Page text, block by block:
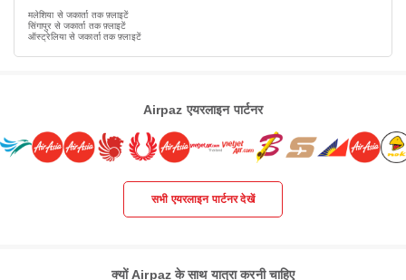
मलेशिया से जकार्ता तक फ़्लाइटें
सिंगापुर से जकार्ता तक फ़्लाइटें
ऑस्ट्रेलिया से जकार्ता तक फ़्लाइटें
Airpaz एयरलाइन पार्टनर
सभी एयरलाइन पार्टनर देखें
क्यों Airpaz के साथ यात्रा करनी चाहिए